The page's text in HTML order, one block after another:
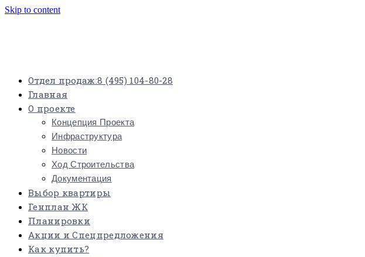
Skip to content
Отдел продаж:8 (495) 104-80-28
Главная
О проекте
Концепция Проекта
Инфраструктура
Новости
Ход Строительства
Документация
Выбор квартиры
Генплан ЖК
Планировки
Акции и Спецпредложения
Как купить?